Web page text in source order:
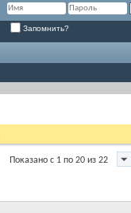
Запомнить?
Показано с 1 по 20 из 22